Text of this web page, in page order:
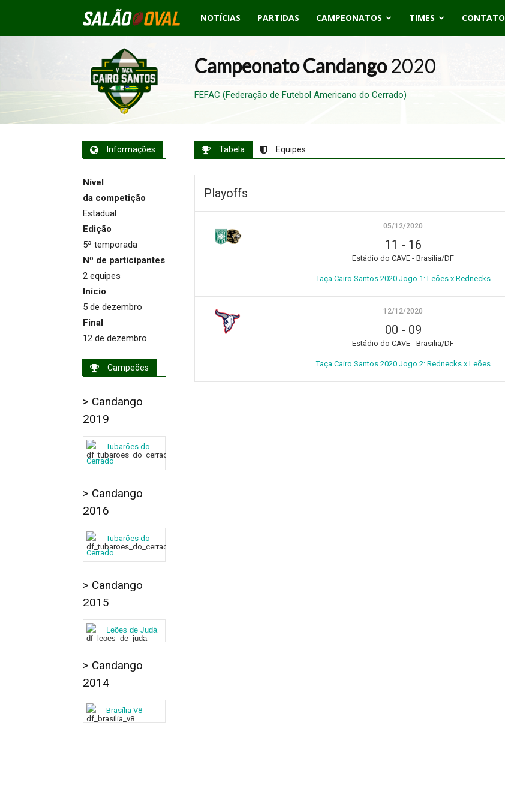
Salão
NOTÍCIAS PARTIDAS CAMPEONATOS TIMES CONTATO
Campeonato Candango2020
FEFAC (Federação de Futebol Americano do Cerrado)
Informações
Nível
da competição
Estadual
Edição
5ª temporada
Nº de participantes
2 equipes
Início
5 de dezembro
Final
12 de dezembro
Campeões
> Candango
2019
Tubarões do
Cerrado
> Candango
2016
Tubarões do
Cerrado
> Candango
2015
Leões de Judá
> Candango
2014
Brasília V8
Tabela Equipes
Playoffs
05/12/2020
11 - 16
Estádio do CAVE - Brasilia/DF
Taça Cairo Santos 2020 Jogo 1: Leões x Rednecks
12/12/2020
00 - 09
Estádio do CAVE - Brasilia/DF
Taça Cairo Santos 2020 Jogo 2: Rednecks x Leões